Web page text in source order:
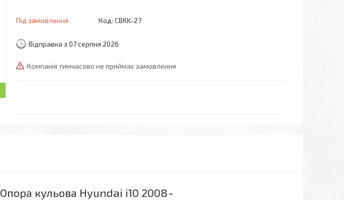
Під замовлення Код: CBKK-27
Відправка з 07 серпня 2026
Компанія тимчасово не приймає замовлення
Опора кульова Hyundai i10 2008-